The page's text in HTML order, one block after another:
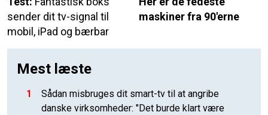
sender dit tv-signal til
mobil, iPad og bærbar
maskiner fra 90'erne
Mest læste
1
Sådan misbruges dit smart-tv til at angribe
danske virksomheder: "Det burde klart være